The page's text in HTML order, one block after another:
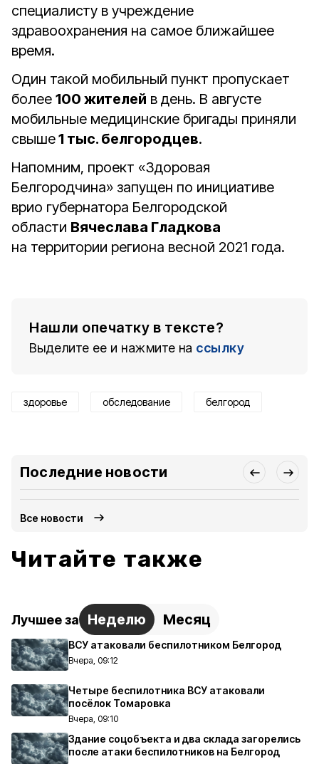
специалисту в учреждение
здравоохранения на самое ближайшее
время.
Один такой мобильный пункт пропускает
более 100 жителей в день. В августе
мобильные медицинские бригады приняли
свыше1 тыс. белгородцев.
Напомним, проект «Здоровая
Белгородчина» запущен по инициативе
врио губернатора Белгородской
области Вячеслава Гладкова
на территории региона весной 2021 года.
Нашли опечатку в тексте?
Выделите ее и нажмите на ссылку
здоровье обследование белгород
Последние новости
Все новости
Читайте также
Лучшее за Неделю Месяц
ВСУ атаковали беспилотником Белгород
Вчера, 09:12
Четыре беспилотника ВСУ атаковали
посёлок Томаровка
Вчера, 09:10
Здание соцобъекта и два склада загорелись
после атаки беспилотников на Белгород